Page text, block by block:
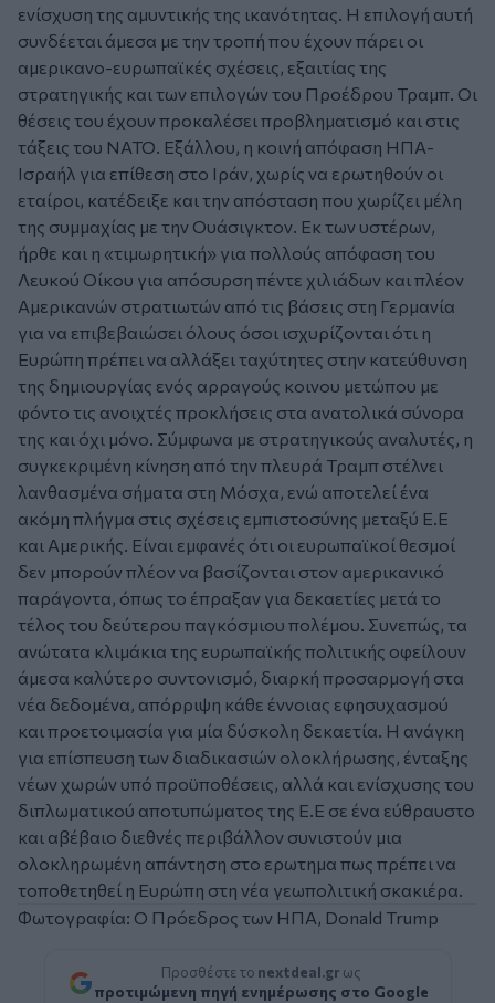
ενίσχυση της αμυντικής της ικανότητας. Η επιλογή αυτή
συνδέεται άμεσα με την τροπή που έχουν πάρει οι
αμερικανο-ευρωπαϊκές σχέσεις, εξαιτίας της
στρατηγικής και των επιλογών του Προέδρου Τραμπ. Οι
θέσεις του έχουν προκαλέσει προβληματισμό και στις
τάξεις του ΝΑΤΟ. Εξάλλου, η κοινή απόφαση ΗΠΑ-
Ισραήλ για επίθεση στο Ιράν, χωρίς να ερωτηθούν οι
εταίροι, κατέδειξε και την απόσταση που χωρίζει μέλη
της συμμαχίας με την Ουάσιγκτον. Εκ των υστέρων,
ήρθε και η «τιμωρητική» για πολλούς απόφαση του
Λευκού Οίκου για απόσυρση πέντε χιλιάδων και πλέον
Αμερικανών στρατιωτών από τις βάσεις στη Γερμανία
για να επιβεβαιώσει όλους όσοι ισχυρίζονται ότι η
Ευρώπη πρέπει να αλλάξει ταχύτητες στην κατεύθυνση
της δημιουργίας ενός αρραγούς κοινου μετώπου με
φόντο τις ανοιχτές προκλήσεις στα ανατολικά σύνορα
της και όχι μόνο. Σύμφωνα με στρατηγικούς αναλυτές, η
συγκεκριμένη κίνηση από την πλευρά Τραμπ στέλνει
λανθασμένα σήματα στη Μόσχα, ενώ αποτελεί ένα
ακόμη πλήγμα στις σχέσεις εμπιστοσύνης μεταξύ Ε.Ε
και Αμερικής. Είναι εμφανές ότι οι ευρωπαϊκοί θεσμοί
δεν μπορούν πλέον να βασίζονται στον αμερικανικό
παράγοντα, όπως το έπραξαν για δεκαετίες μετά το
τέλος του δεύτερου παγκόσμιου πολέμου. Συνεπώς, τα
ανώτατα κλιμάκια της ευρωπαϊκής πολιτικής οφείλουν
άμεσα καλύτερο συντονισμό, διαρκή προσαρμογή στα
νέα δεδομένα, απόρριψη κάθε έννοιας εφησυχασμού
και προετοιμασία για μία δύσκολη δεκαετία. Η ανάγκη
για επίσπευση των διαδικασιών ολοκλήρωσης, ένταξης
νέων χωρών υπό προϋποθέσεις, αλλά και ενίσχυσης του
διπλωματικού αποτυπώματος της Ε.Ε σε ένα εύθραυστο
και αβέβαιο διεθνές περιβάλλον συνιστούν μια
ολοκληρωμένη απάντηση στο ερωτημα πως πρέπει να
τοποθετηθεί η Ευρώπη στη νέα γεωπολιτική σκακιέρα.
Φωτογραφία: Ο Πρόεδρος των ΗΠΑ, Donald Trump
Προσθέστε το nextdeal.gr ως
προτιμώμενη πηγή ενημέρωσης στο Google